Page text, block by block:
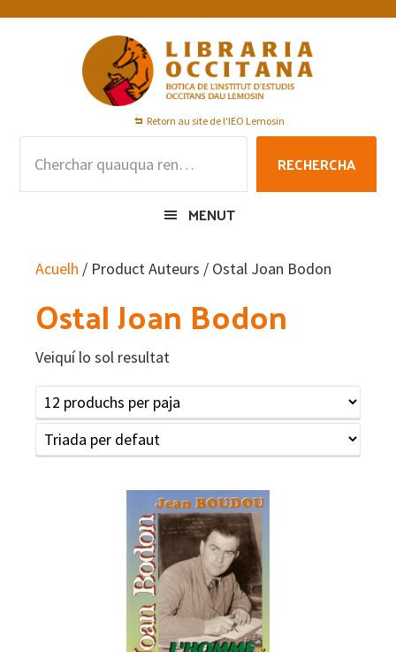
Skip
Skip
Skip
Retorn au site de l'IEO Lemosin
RECHERCHA
MENUT
Acuelh / Product Auteurs / Ostal Joan Bodon
Ostal Joan Bodon
Veiquí lo sol resultat